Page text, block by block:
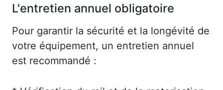
L'entretien annuel obligatoire
Pour garantir la sécurité et la longévité de
votre équipement, un entretien annuel
est recommandé :